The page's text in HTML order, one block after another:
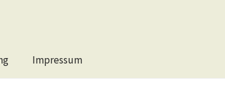
Impressum